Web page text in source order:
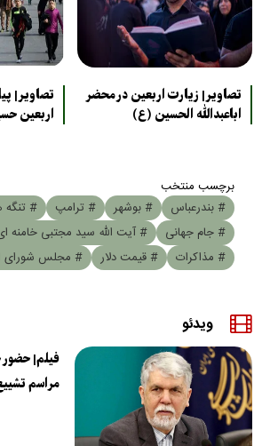
تصاویر| زیارت اربعین در محضر
اباعبدالله الحسین (ع)
تصاویر|
اربعین
برچسب منتخب
# بندرعباس
# بوشهر # ترامپ
# تنگه
# جام جهانی
# آیت الله سید مجتبی خامنه
# مذاکرات
# قیمت دلار # مجلس شورای
ویدئو
فیلم|
مراسم